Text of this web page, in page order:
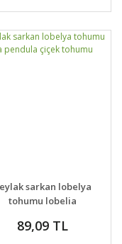
sarkan lobelya
tohumu lobelia
89,09 TL